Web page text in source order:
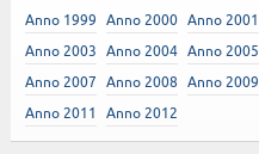
Anno 1999 Anno 2000 Anno 2001
Anno 2003
Anno 2004 Anno 2005
Anno 2007
Anno 2008 Anno 2009
Anno 2011
Anno 2012